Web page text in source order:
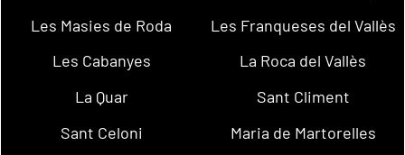
Les Masies de Roda
Les Franqueses del Vallès
Les Cabanyes
La Roca del Vallès
La Quar
Sant Climent
Sant Celoni
Maria de Martorelles